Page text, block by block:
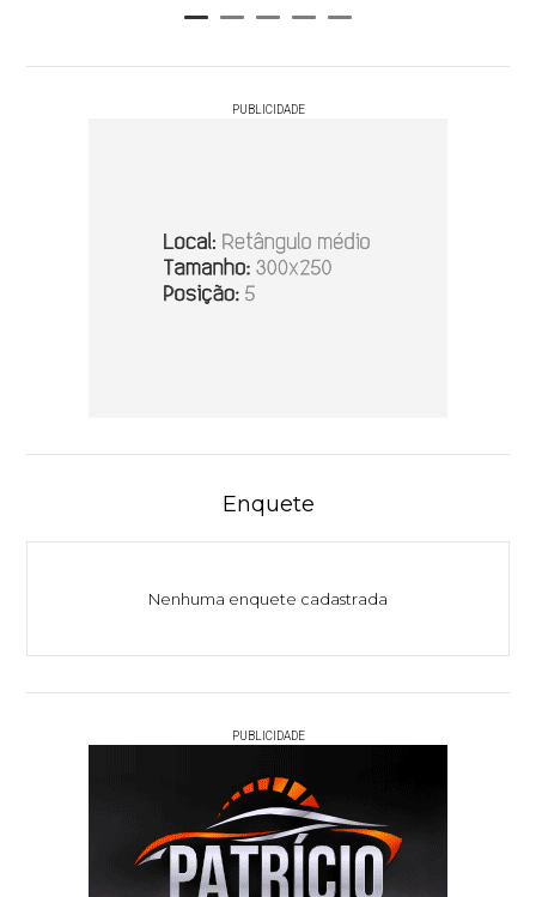
PUBLICIDADE
Enquete
Nenhuma enquete cadastrada
PUBLICIDADE